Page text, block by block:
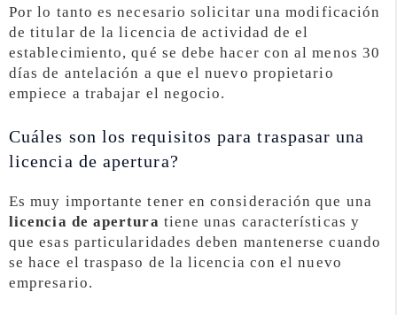
Por lo tanto es necesario solicitar una modificación
de titular de la licencia de actividad de el
establecimiento, qué se debe hacer con al menos 30
días de antelación a que el nuevo propietario
empiece a trabajar el negocio.
Cuáles son los requisitos para traspasar una
licencia de apertura?
Es muy importante tener en consideración que una
licencia de apertura tiene unas características y
que esas particularidades deben mantenerse cuando
se hace el traspaso de la licencia con el nuevo
empresario.